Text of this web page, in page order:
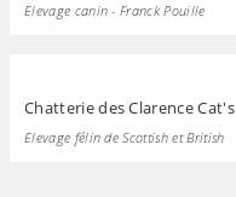
Elevage canin - Franck Pouille
Chatterie des Clarence Cat's
Elevage félin de Scottish et British